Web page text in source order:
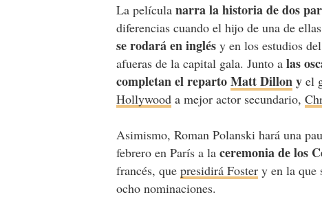
La películanarra la historia de dos
diferencias cuando el hijo de una de
se rodará en inglés y en los estudios
afueras de la capital gala. Junto alas
completan el repartoMatt Dillony el
Hollywood a mejor actor secundario,
Asimismo, Roman Polanski hará una
febrero en París a laceremonia de los
francés, quepresidirá Foster y en la
ocho nominaciones.